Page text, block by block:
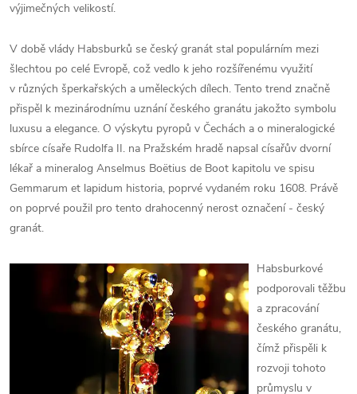
výjimečných velikostí.
V době vlády Habsburků se český granát stal populárním mezi
šlechtou po celé Evropě, což vedlo k jeho rozšířenému využití
v různých šperkařských a uměleckých dílech. Tento trend značně
přispěl k mezinárodnímu uznání českého granátu jakožto symbolu
luxusu a elegance. O výskytu pyropů v Čechách a o mineralogické
sbírce císaře Rudolfa II. na Pražském hradě napsal císařův dvorní
lékař a mineralog Anselmus Boëtius de Boot kapitolu ve spisu
Gemmarum et lapidum historia, poprvé vydaném roku 1608. Právě
on poprvé použil pro tento drahocenný nerost označení - český
granát.
Habsburkové
podporovali těžbu
a zpracování
českého granátu,
čímž přispěli k
rozvoji tohoto
průmyslu v